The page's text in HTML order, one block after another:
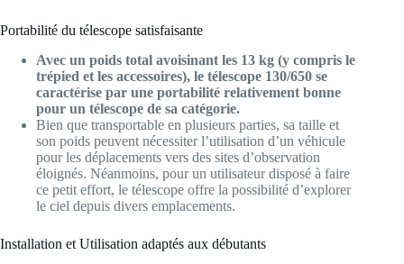
Portabilité du télescope satisfaisante
Avec un poids total avoisinant les 13 kg (y compris le
trépied et les accessoires), le télescope 130/650 se
caractérise par une portabilité relativement bonne
pour un télescope de sa catégorie.
Bien que transportable en plusieurs parties, sa taille et
son poids peuvent nécessiter l’utilisation d’un véhicule
pour les déplacements vers des sites d’observation
éloignés. Néanmoins, pour un utilisateur disposé à faire
ce petit effort, le télescope offre la possibilité d’explorer
le ciel depuis divers emplacements.
Installation et Utilisation adaptés aux débutants